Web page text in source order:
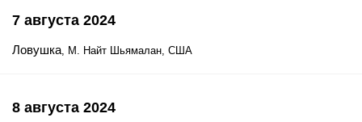
7 августа 2024
Ловушка, М. Найт Шьямалан, США
8 августа 2024